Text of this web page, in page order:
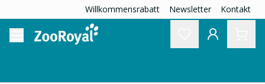
Willkommensrabatt Newsletter Kontakt